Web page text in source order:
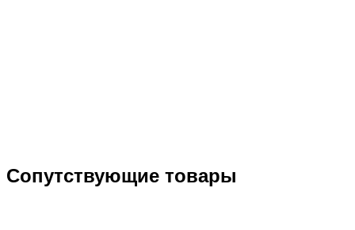
Сопутствующие товары